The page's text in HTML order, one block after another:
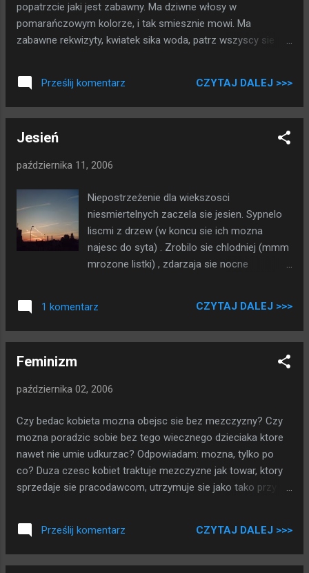
popatrzcie jaki jest zabawny. Ma dziwne włosy w
pomarańczowym kolorze, i tak smiesznie mowi. Ma
zabawne rekwizyty, kwiatek sika woda, patrz wszyscy sie
wesola, kolorowa twarz. Patrz jak sie smieje w swietle
jupiterow. Tylko czemu co chwile pudruje policzki?
Prześlij komentarz CZYTAJ DALEJ >>>
Jesień
października 11, 2006
Niepostrzeżenie dla wiekszosci
niesmiertelnych zaczela sie jesien. Sypnelo
liscmi z drzew (w koncu sie ich mozna
najesc do syta) . Zrobilo sie chlodniej (mmm
mrozone listki) , zdarzaja sie nocne
troche od niego odpoczne przy jesiennych
chlodkach i deszczach (myte za darmoche) ,
rzeczami (jedzeniem lisci sie zajmij ot co) ,
kiedy mi sie znudzi i znowu pchne sie w wir
kreca) , pewnie gdy spadnie pierwszy snieg
(listki sie pochowaja, trzeba bedzie wrocic
do jedzenia siana) .
1 komentarz CZYTAJ DALEJ >>>
Feminizm
października 02, 2006
Czy bedac kobieta mozna obejsc sie bez mezczyzny? Czy
mozna poradzic sobie bez tego wiecznego dzieciaka ktore
nawet nie umie udkurzac? Odpowiadam: mozna, tylko po
co? Duza czesc kobiet traktuje mezczyzne jak towar, ktory
sprzedaje sie pracodawcom, utrzymuje sie jako tako przy
jest dorobienie sobie kolejnej zabawki, malego czlowieczka.
Czlowieczek ow, jak mu sie popeszy (odwrotnosc
poszczeszczenia) to bedzie facetem i bedzie
Prześlij komentarz CZYTAJ DALEJ >>>